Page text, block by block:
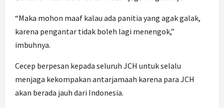
“Maka mohon maaf kalau ada panitia yang agak galak,
karena pengantar tidak boleh lagi menengok,”
imbuhnya.
Cecep berpesan kepada seluruh JCH untuk selalu
menjaga kekompakan antarjamaah karena para JCH
akan berada jauh dari Indonesia.